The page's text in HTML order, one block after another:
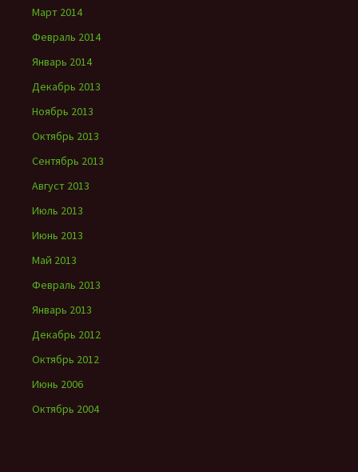
Март 2014
Февраль 2014
Январь 2014
Декабрь 2013
Ноябрь 2013
Октябрь 2013
Сентябрь 2013
Август 2013
Июль 2013
Июнь 2013
Май 2013
Февраль 2013
Январь 2013
Декабрь 2012
Октябрь 2012
Июнь 2006
Октябрь 2004